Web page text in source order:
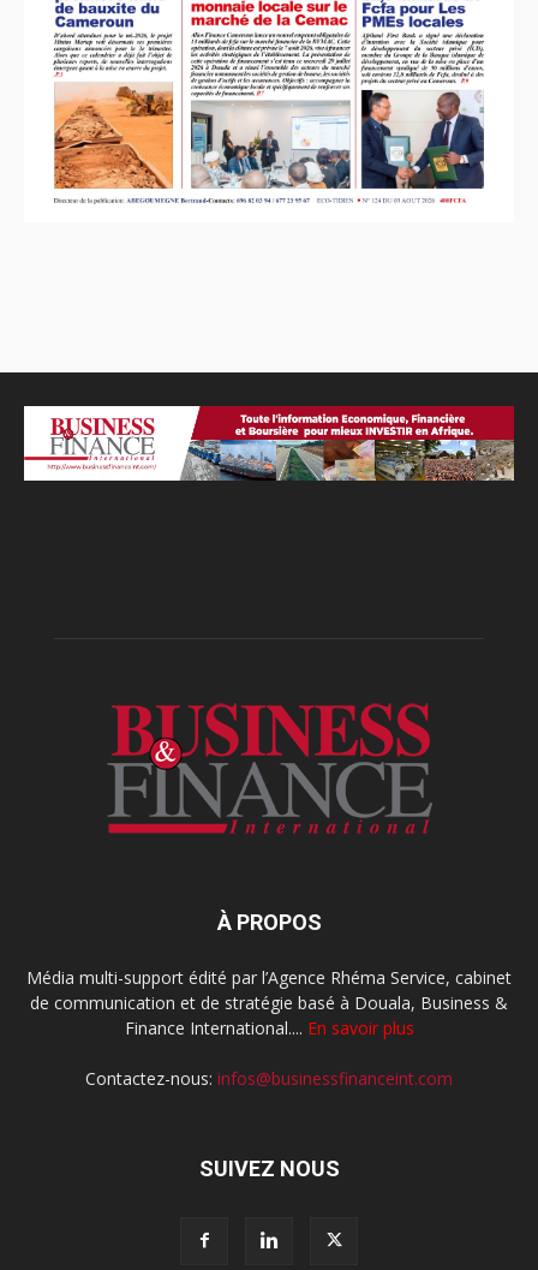
À PROPOS
Média multi-support édité par l’Agence Rhéma Service, cabinet
de communication et de stratégie basé à Douala, Business &
Finance International.... En savoir plus
Contactez-nous: infos@businessfinanceint.com
SUIVEZ NOUS